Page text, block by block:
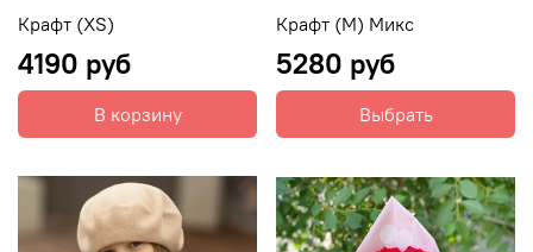
Крафт (XS)
4190 руб
В корзину
Крафт (M) Микс
5280 руб
Выбрать